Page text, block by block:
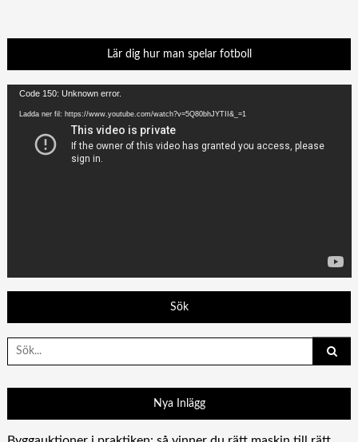
Lär dig hur man spelar fotboll
Videospelare
Code 150: Unknown error.
Ladda ner fil: https://www.youtube.com/watch?v=5Q80bhJYTII&_=1
Sök
for:
Nya Inlägg